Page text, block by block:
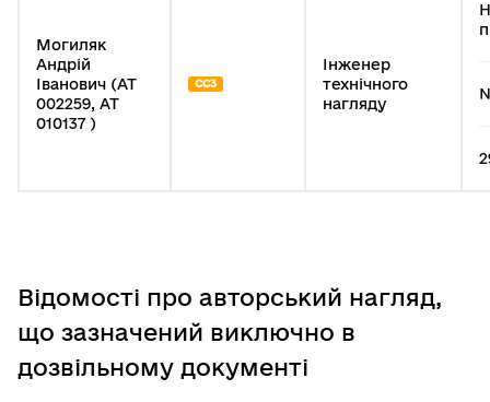
Могиляк
Андрій
Іванович (АТ
002259, АТ
010137 )
СС3
Інженер
технічного
нагляду
Відомості про авторський нагляд,
що зазначений виключно в
дозвільному документі